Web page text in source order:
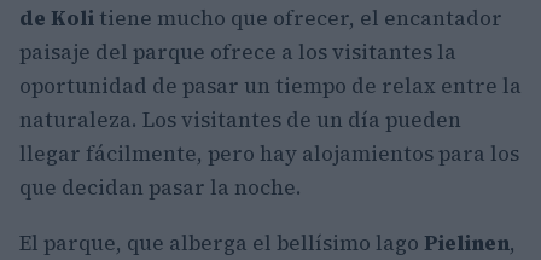
de Koli tiene mucho que ofrecer, el encantador
paisaje del parque ofrece a los visitantes la
oportunidad de pasar un tiempo de relax entre la
naturaleza. Los visitantes de un día pueden
llegar fácilmente, pero hay alojamientos para los
que decidan pasar la noche.
El parque, que alberga el bellísimo lago Pielinen,